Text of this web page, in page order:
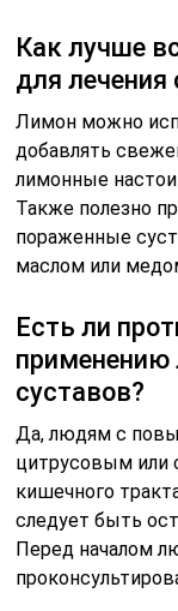
Как лучше
для лечения
Лимон можно
добавлять
лимонные настои
Также полезно
пораженные
маслом или
Есть ли
применению
суставов?
Да, людям с
цитрусовым или
кишечного
следует быть
Перед началом